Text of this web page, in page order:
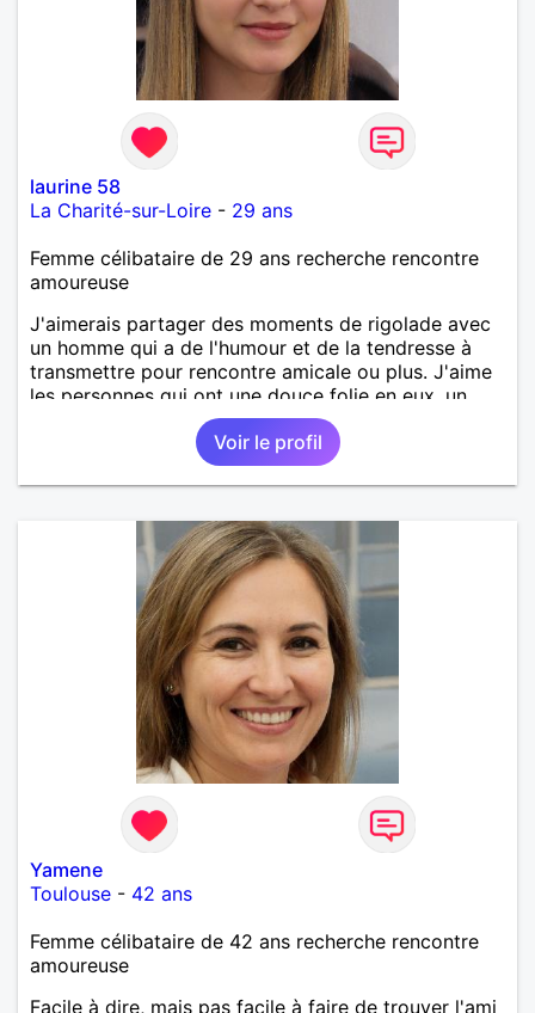
laurine 58
La Charité-sur-Loire - 29 ans
Femme célibataire de 29 ans recherche rencontre
amoureuse
J'aimerais partager des moments de rigolade avec
un homme qui a de l'humour et de la tendresse à
transmettre pour rencontre amicale ou plus. J'aime
les personnes qui ont une douce folie en eux, un
Voir le profil
Yamene
Toulouse - 42 ans
Femme célibataire de 42 ans recherche rencontre
amoureuse
Facile à dire, mais pas facile à faire de trouver l'ami